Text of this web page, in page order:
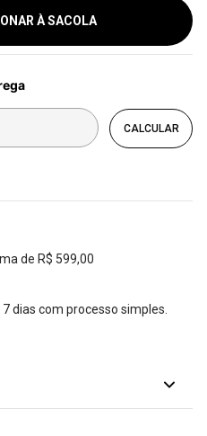
À SACOLA
de R$ 599,00
dias com processo simples.